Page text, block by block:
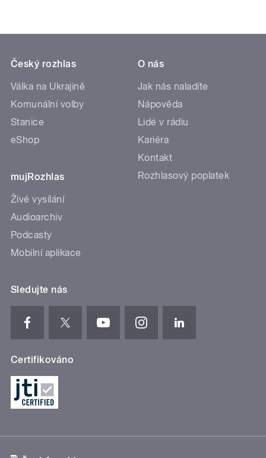
Český rozhlas
Válka na Ukrajině
Komunální volby
Stanice
eShop
mujRozhlas
Živé vysílání
Audioarchiv
Podcasty
Mobilní aplikace
O nás
Jak nás naladíte
Nápověda
Lidé v rádiu
Kariéra
Kontakt
Rozhlasový poplatek
Sledujte nás
Certifikováno